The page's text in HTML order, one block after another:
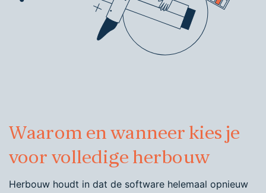
Waarom en wanneer kies je
voor volledige herbouw
Herbouw houdt in dat de software helemaal opnieuw